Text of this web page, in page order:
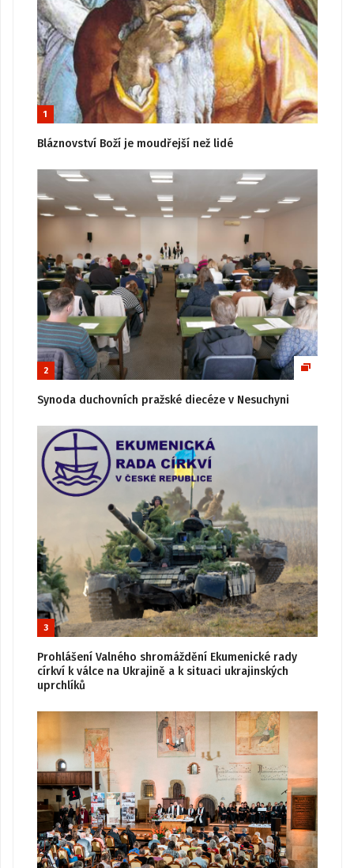
1
Bláznovství Boží je moudřejší než lidé
2
Synoda duchovních pražské diecéze v Nesuchyni
3
Prohlášení Valného shromáždění Ekumenické rady
církví k válce na Ukrajině a k situaci ukrajinských
uprchlíků